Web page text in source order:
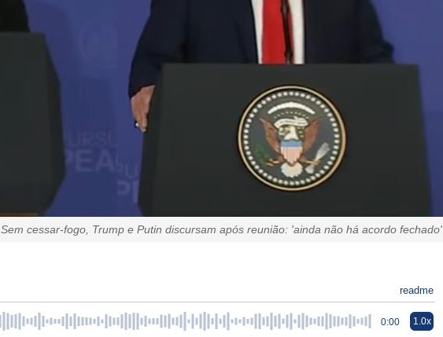
Sem cessar-fogo, Trump e Putin discursam após reunião: 'ainda não há acordo fechado'
readme
0:00 1.0x